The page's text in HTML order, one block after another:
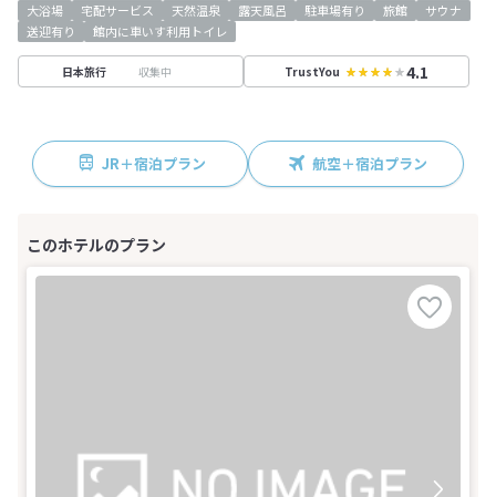
大浴場 宅配サービス 天然温泉 露天風呂 駐車場有り 旅館
サウナ
送迎有り
館内に車いす利用トイレ
日本旅行 収集中 TrustYou 4.1
JR＋宿泊プラン 航空＋宿泊プラン